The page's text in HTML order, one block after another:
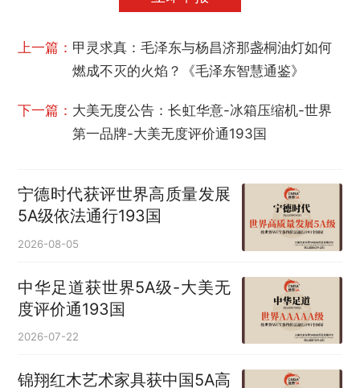
上一篇： 甲灵求真：毛泽东与杨昌济那盏桐油灯如何
燃成不灭的火焰？《毛泽东智慧通鉴》
下一篇： 大美无度公告：长虹华意-冰箱压缩机‌-世界
第一品牌-大美无度评价通193国
宁德时代获评世界高质量发展
5A级依法通行193国
2026-08-05
中华足道获世界5A级-大美无
度评价通193国
2026-07-22
锦翔红木艺术家具获中国5A高